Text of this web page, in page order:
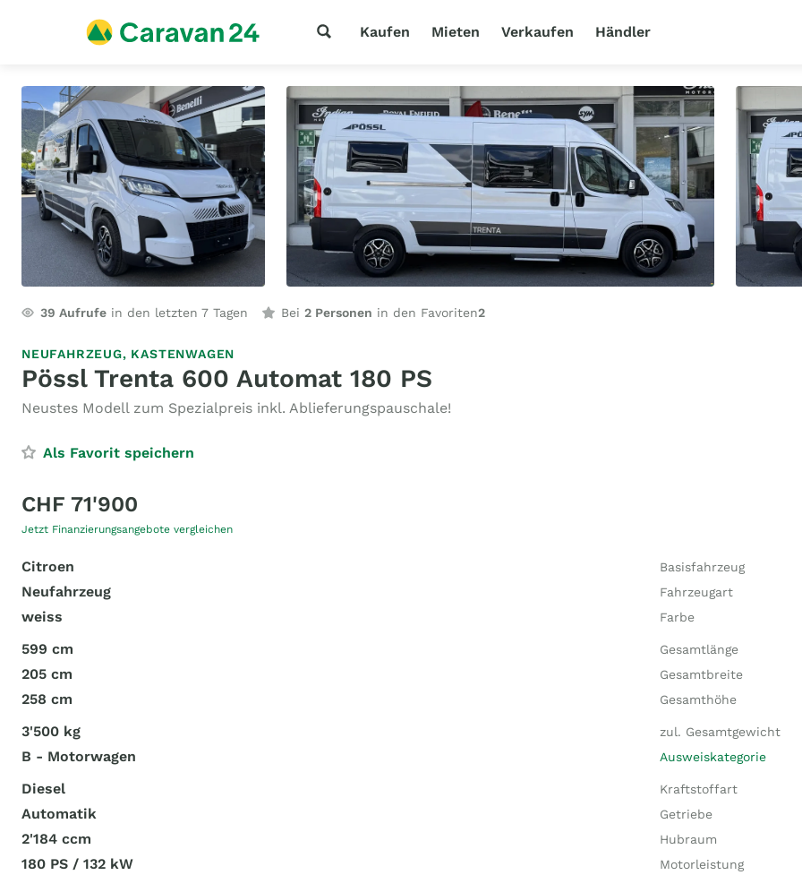
Kaufen Mieten Verkaufen Händler
39 Aufrufe in den letzten 7 Tagen Bei 2 Personen in den Favoriten2
NEUFAHRZEUG, KASTENWAGEN
Pössl Trenta 600 Automat 180 PS
Neustes Modell zum Spezialpreis inkl. Ablieferungspauschale!
Als Favorit speichern
CHF 71'900
Jetzt Finanzierungsangebote vergleichen
Citroen Basisfahrzeug
Neufahrzeug Fahrzeugart
weiss Farbe
599 cm Gesamtlänge
205 cm Gesamtbreite
258 cm Gesamthöhe
3'500 kg zul. Gesamtgewicht
B - Motorwagen Ausweiskategorie
Diesel Kraftstoffart
Automatik Getriebe
2'184 ccm Hubraum
180 PS / 132 kW Motorleistung